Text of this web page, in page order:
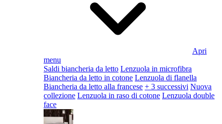
Apri
menu
Saldi biancheria da letto Lenzuola in microfibra
Biancheria da letto in cotone Lenzuola di flanella
Biancheria da letto alla francese + 3 successivi Nuova
collezione Lenzuola in raso di cotone Lenzuola double
face